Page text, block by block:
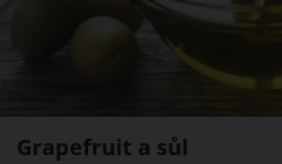
Grapefruit a sůl